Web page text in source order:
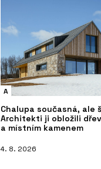
A
Chalupa současná, ale
Architekti ji obložili
a místním kamenem
4. 8. 2026